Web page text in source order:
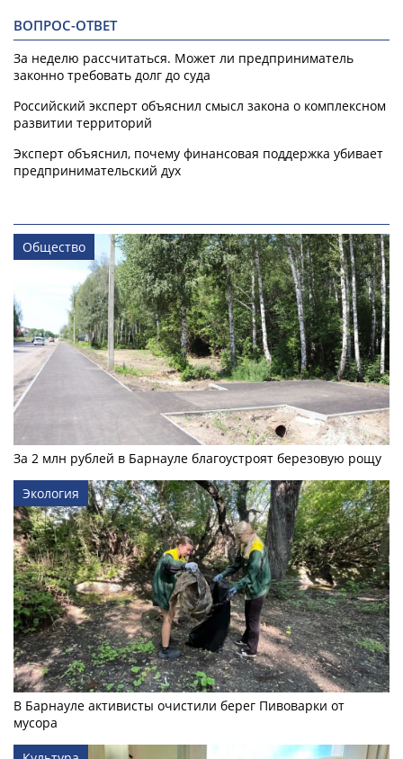
ВОПРОС-ОТВЕТ
За неделю рассчитаться. Может ли предприниматель
законно требовать долг до суда
Российский эксперт объяснил смысл закона о комплексном
развитии территорий
Эксперт объяснил, почему финансовая поддержка убивает
предпринимательский дух
Общество
За 2 млн рублей в Барнауле благоустроят березовую рощу
Экология
В Барнауле активисты очистили берег Пивоварки от
мусора